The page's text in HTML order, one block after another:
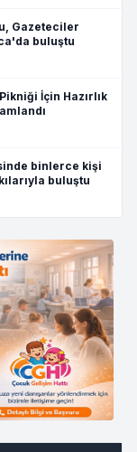
Gazeteciler
buluştu
İçin Hazırlık
binlerce kişi
buluştu